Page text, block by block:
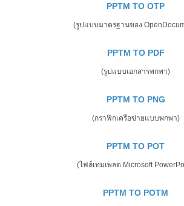
PPTM TO OTP
(รูปแบบมาตรฐานของ
PPTM TO PDF
(รูปแบบเอกสารพกพา)
PPTM TO PNG
(กราฟิกเครือข่ายแบบพกพา)
PPTM TO POT
(ไฟล์เทมเพลต Microsoft
PPTM TO POTM